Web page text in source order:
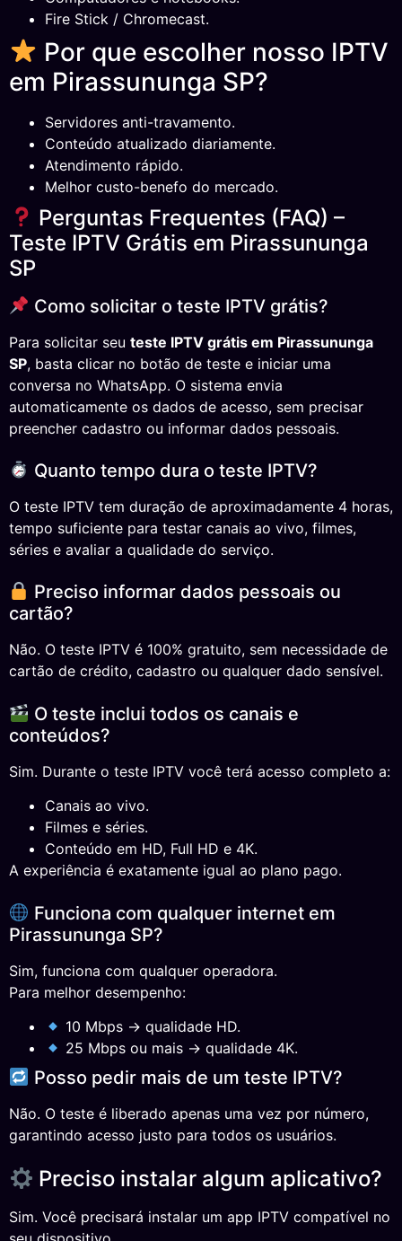
Fire Stick / Chromecast.
Por que escolher nosso IPTV
em Pirassununga SP?
Servidores anti-travamento.
Conteúdo atualizado diariamente.
Atendimento rápido.
Melhor custo-benefo do mercado.
Perguntas Frequentes (FAQ) –
Teste IPTV Grátis em Pirassununga
SP
Como solicitar o teste IPTV grátis?
Para solicitar seu teste IPTV grátis em Pirassununga
SP, basta clicar no botão de teste e iniciar uma
conversa no WhatsApp. O sistema envia
automaticamente os dados de acesso, sem precisar
preencher cadastro ou informar dados pessoais.
Quanto tempo dura o teste IPTV?
O teste IPTV tem duração de aproximadamente 4 horas,
tempo suficiente para testar canais ao vivo, filmes,
séries e avaliar a qualidade do serviço.
Preciso informar dados pessoais ou
cartão?
Não. O teste IPTV é 100% gratuito, sem necessidade de
cartão de crédito, cadastro ou qualquer dado sensível.
O teste inclui todos os canais e
conteúdos?
Sim. Durante o teste IPTV você terá acesso completo a:
Canais ao vivo.
Filmes e séries.
Conteúdo em HD, Full HD e 4K.
A experiência é exatamente igual ao plano pago.
Funciona com qualquer internet em
Pirassununga SP?
Sim, funciona com qualquer operadora.
Para melhor desempenho:
10 Mbps → qualidade HD.
25 Mbps ou mais → qualidade 4K.
Posso pedir mais de um teste IPTV?
Não. O teste é liberado apenas uma vez por número,
garantindo acesso justo para todos os usuários.
Preciso instalar algum aplicativo?
Sim. Você precisará instalar um app IPTV compatível no